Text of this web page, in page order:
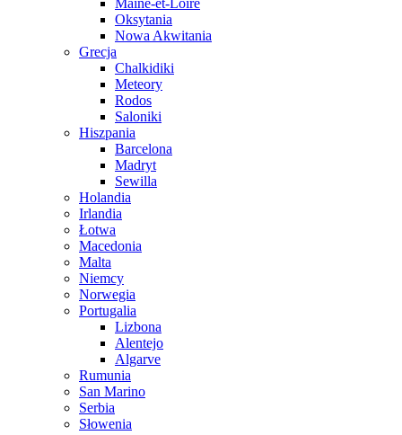
Oksytania
Nowa Akwitania
Grecja
Chalkidiki
Meteory
Rodos
Saloniki
Hiszpania
Barcelona
Madryt
Sewilla
Holandia
Irlandia
Łotwa
Macedonia
Malta
Niemcy
Norwegia
Portugalia
Lizbona
Alentejo
Algarve
Rumunia
San Marino
Serbia
Słowenia